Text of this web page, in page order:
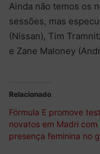
Ainda não temos os
sessões, mas
(Nissan), Tim
e Zane Maloney
Relacionado
Fórmula E promove
novatos em Madri com
presença feminina no